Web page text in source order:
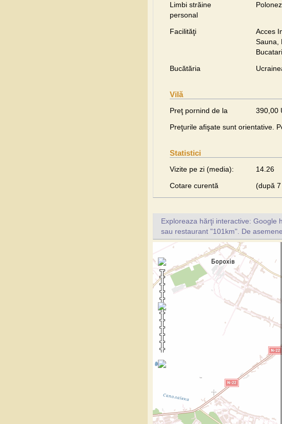
Limbi străine
personal
Facilităţi
Acces
Sauna,
Bucătăria
Vilă
Preţ pornind de la
390,00
Preţurile afişate sunt orientative.
Statistici
Vizite pe zi (media):
14.26
Cotare curentă
(după
Exploreaza hărţi interactive: Google
sau restaurant "101km". De